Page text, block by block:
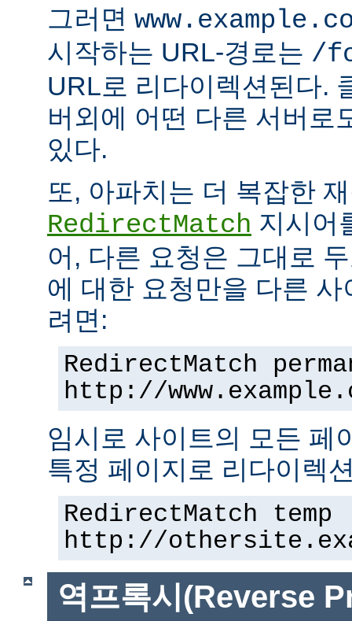
그러면
시작하는 URL-경로는 /
URL로 리다이렉션된다.
버외에 어떤 다른 서버로
있다.
또, 아파치는 더 복잡한
RedirectMatch 지시어
어, 다른 요청은 그대로
에 대한 요청만을 다른
려면:
RedirectMatch
http://
임시로 사이트의 모든 페
특정 페이지로 리다이렉
RedirectMatch
http://
역프록시(Reverse